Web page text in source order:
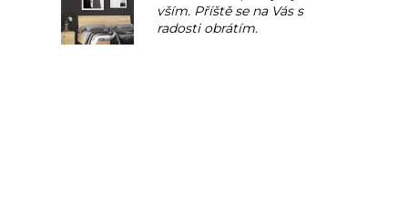
vším. Příště se na Vás s
radosti obrátím.